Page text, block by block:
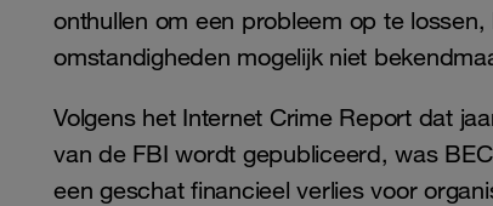
onthullen om een ​​probleem op te
omstandigheden mogelijk niet
Volgens het Internet Crime Report dat
van de FBI wordt gepubliceerd, was
een geschat financieel verlies voor